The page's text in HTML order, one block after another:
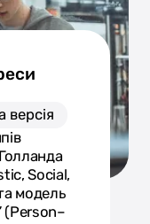
версія
Social,
модель
(Person–